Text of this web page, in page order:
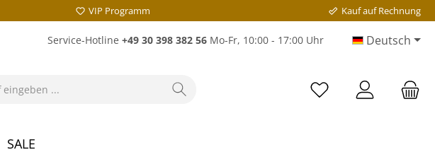
VIP Programm Kauf auf Rechnung
Service-Hotline +49 30 398 382 56 Mo-Fr, 10:00 - 17:00 Uhr Deutsch
SALE